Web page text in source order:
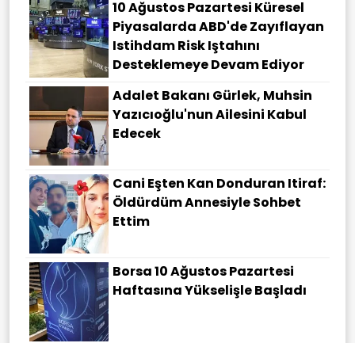
10 Ağustos Pazartesi Küresel
Piyasalarda ABD'de Zayıflayan
Istihdam Risk Iştahını
Desteklemeye Devam Ediyor
Adalet Bakanı Gürlek, Muhsin
Yazıcıoğlu'nun Ailesini Kabul
Edecek
Cani Eşten Kan Donduran Itiraf:
Öldürdüm Annesiyle Sohbet
Ettim
Borsa 10 Ağustos Pazartesi
Haftasına Yükselişle Başladı